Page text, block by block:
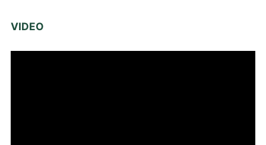
VIDEO